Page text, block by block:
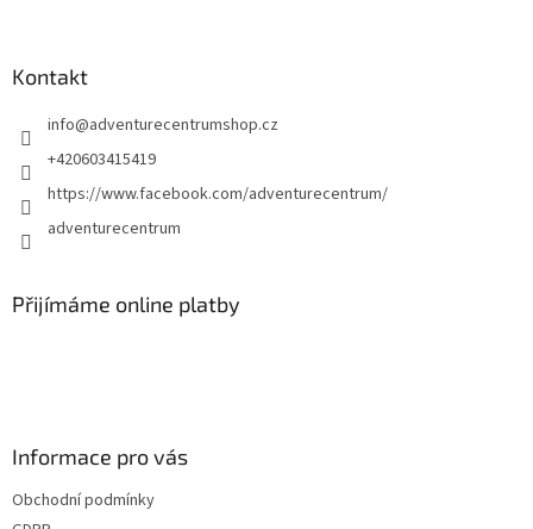
Kontakt
info@adventurecentrumshop.cz
+420603415419
https://www.facebook.com/adventurecentrum/
adventurecentrum
Přijímáme online platby
Informace pro vás
Obchodní podmínky